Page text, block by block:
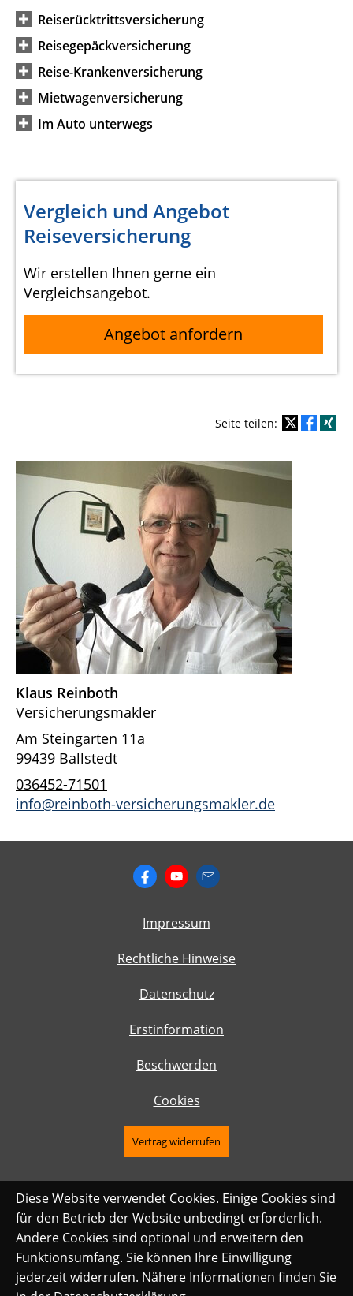
Reiserücktrittsversicherung
Reisegepäckversicherung
Reise-Krankenversicherung
Mietwagenversicherung
Im Auto unterwegs
Vergleich und Angebot
Reiseversicherung
Wir erstellen Ihnen gerne ein
Vergleichsangebot.
Angebot anfordern
Seite teilen:
Klaus Reinboth
Versicherungsmakler
Am Steingarten 11a
99439 Ballstedt
036452-71501
info@reinboth-versicherungsmakler.de
Impressum
Rechtliche Hinweise
Datenschutz
Erstinformation
Beschwerden
Cookies
Vertrag widerrufen
Diese Website verwendet Cookies. Einige Cookies sind
für den Betrieb der Website unbedingt erforderlich.
Andere Cookies sind optional und erweitern den
Funktionsumfang. Sie können Ihre Einwilligung
jederzeit widerrufen. Nähere Informationen finden Sie